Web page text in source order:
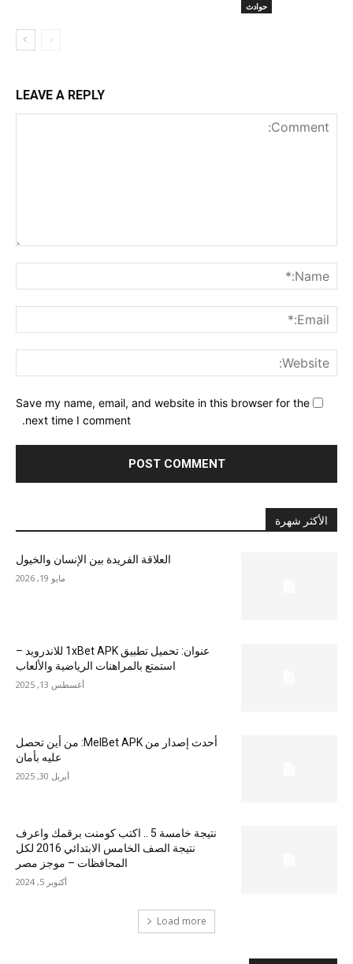
حوادث
LEAVE A REPLY
Save my name, email, and website in this browser for the
next time I comment.
الأكثر شهرة
العلاقة الفريدة بين الإنسان والخيول
مايو 19, 2026
عنوان: تحميل تطبيق 1xBet APK للاندرويد –
استمتع بالمراهنات الرياضية والألعاب
أغسطس 13, 2025
أحدث إصدار من MelBet APK: من أين تحصل
عليه بأمان
أبريل 30, 2025
نتيجة خامسة 5 .. اكتب كومنت برقمك واعرف
نتيجة الصف الخامس الابتدائي 2016 لكل
المحافظات – موجز مصر
أكتوبر 5, 2024
Load more